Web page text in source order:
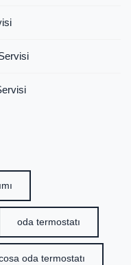
oda termostatı
oda termostatı